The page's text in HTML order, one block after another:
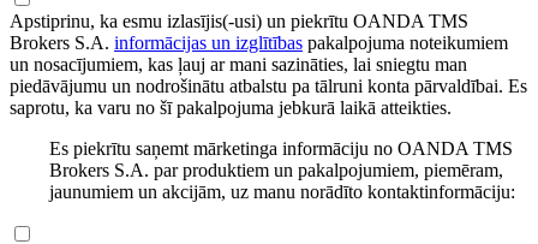
Apstiprinu, ka esmu izlasījis(-usi) un piekrītu OANDA TMS
Brokers S.A. informācijas un izglītības pakalpojuma noteikumiem
un nosacījumiem, kas ļauj ar mani sazināties, lai sniegtu man
piedāvājumu un nodrošinātu atbalstu pa tālruni konta pārvaldībai. Es
saprotu, ka varu no šī pakalpojuma jebkurā laikā atteikties.
Es piekrītu saņemt mārketinga informāciju no OANDA TMS
Brokers S.A. par produktiem un pakalpojumiem, piemēram,
jaunumiem un akcijām, uz manu norādīto kontaktinformāciju: